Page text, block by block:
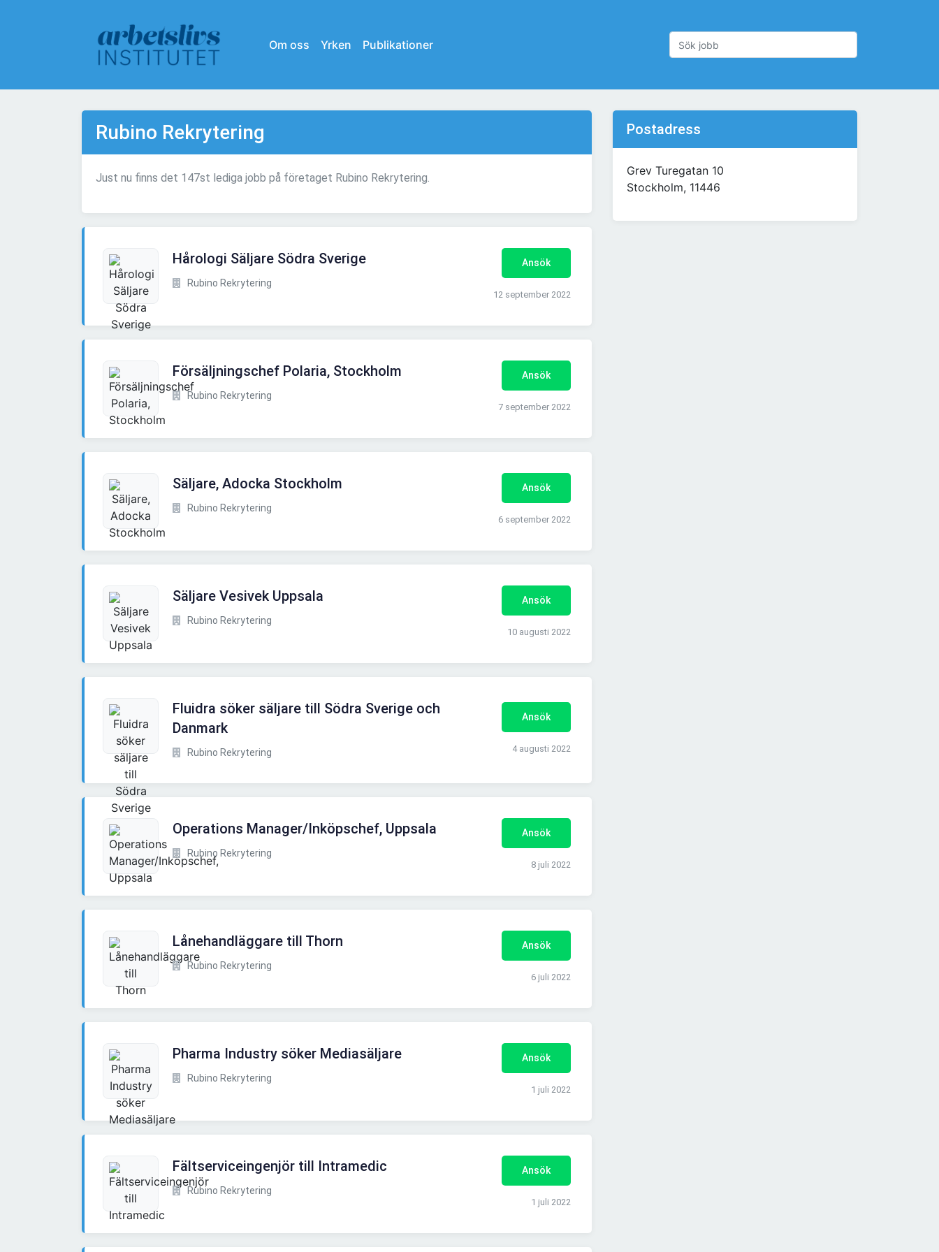
Om oss Yrken Publikationer
Rubino Rekrytering
Just nu finns det 147st lediga jobb på företaget Rubino Rekrytering.
Hårologi Säljare Södra Sverige
Rubino Rekrytering
Ansök
12 september 2022
Försäljningschef Polaria, Stockholm
Rubino Rekrytering
Ansök
7 september 2022
Säljare, Adocka Stockholm
Rubino Rekrytering
Ansök
6 september 2022
Säljare Vesivek Uppsala
Rubino Rekrytering
Ansök
10 augusti 2022
Fluidra söker säljare till Södra Sverige och
Danmark
Rubino Rekrytering
Ansök
4 augusti 2022
Operations Manager/Inköpschef, Uppsala
Rubino Rekrytering
Ansök
8 juli 2022
Lånehandläggare till Thorn
Rubino Rekrytering
Ansök
6 juli 2022
Pharma Industry söker Mediasäljare
Rubino Rekrytering
Ansök
1 juli 2022
Fältserviceingenjör till Intramedic
Rubino Rekrytering
Ansök
1 juli 2022
Postadress
Grev Turegatan 10
Stockholm, 11446